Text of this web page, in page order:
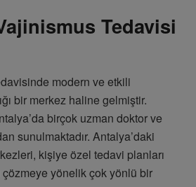
Tedavisi
modern ve etkili
bir merkez haline gelmiştir.
birçok uzman doktor ve
sunulmaktadır. Antalya’daki
kişiye özel tedavi planları
yönelik çok yönlü bir